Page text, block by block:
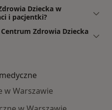
Dziecka w
i pacjentki?
Zdrowia Dziecka
w Warszawie